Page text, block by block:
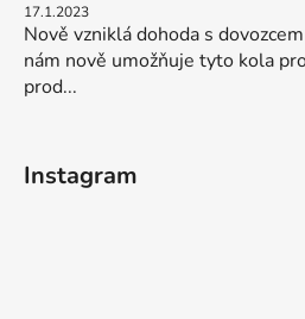
17.1.2023
Nově vzniklá dohoda s
nám nově umožňuje tyto kola
prod...
Instagram